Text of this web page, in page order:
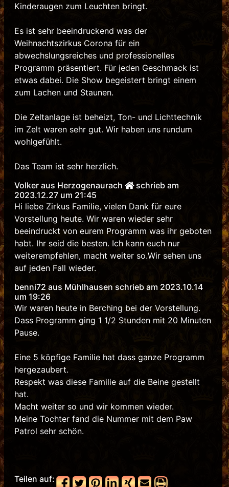
Kinderaugen zum Leuchten bringt.
Es ist sehr beeindruckend was der
Weihnachtszirkus Corona für ein
abwechslungsreiches und professionelles
Programm präsentiert. Für jeden Geschmack ist
etwas dabei. Die Show begeistert bringt einem
zum Lachen und Staunen.
Die Zeltanlage ist beheizt, Ton- und Lichttechnik
im Zelt waren sehr gut. Wir haben uns rundum
wohlgefühlt.
Das Team ist sehr herzlich.
Volker aus Herzogenaurach
schrieb am
2023.12.27 um 21:45
Hi liebe Zirkus Familie, vielen Dank für eure
Vorstellung heute. Wir waren wieder sehr
beeindruckt von eurem Programm was ihr geboten
habt. Ihr seid die besten. Ich kann euch nur
weiterempfehlen, macht weiter so.Wir sehen uns
auf jeden Fall wieder.
benni72 aus Mühlhausen schrieb am 2023.10.14
um 19:26
Wir waren heute in Berching bei der Vorstellung.
Dass Programm ging 1 1/2 Stunden mit 20 Minuten
Pause.
Eine 5 köpfige Familie hat dass ganze Programm
hergezaubert.
Respekt was diese Familie auf die Beine gestellt
hat.
Macht weiter so und wir kommen wieder.
Meine Tochter fand die Nummer mit dem Paw
Patrol sehr schön.
Teilen auf: